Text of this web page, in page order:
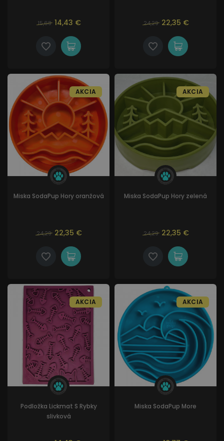
15,68 14,43 € 24,29 22,35 €
Miska SodaPup Hory oranžová
24,29 22,35 €
AKCIA
Miska SodaPup Hory zelená
24,29 22,35 €
AKCIA
Podložka Lickmat S Rybky
slivková
AKCIA
Miska SodaPup More
AKCIA